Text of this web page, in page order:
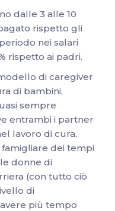
dalle 3 alle 10
rispetto gli
nei salari
rispetto ai padri.
di caregiver
di bambini,
sempre
entrambi i partner
lavoro di cura,
dei tempi
donne di
(con tutto ciò
di
più tempo